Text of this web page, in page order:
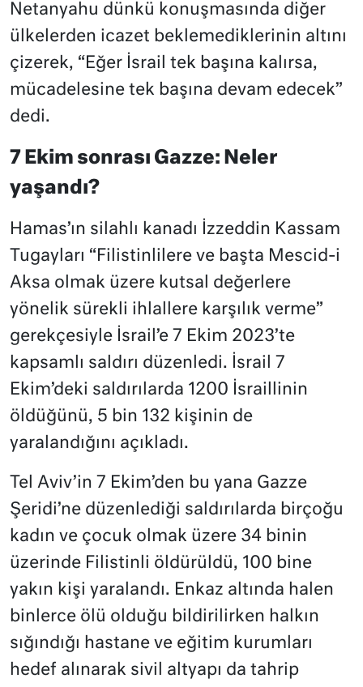
Netanyahu dünkü konuşmasında diğer
ülkelerden icazet beklemediklerinin altını
çizerek, “Eğer İsrail tek başına kalırsa,
mücadelesine tek başına devam edecek”
dedi.
7 Ekim sonrası Gazze: Neler
yaşandı?
Hamas’ın silahlı kanadı İzzeddin Kassam
Tugayları “Filistinlilere ve başta Mescid-i
Aksa olmak üzere kutsal değerlere
yönelik sürekli ihlallere karşılık verme”
gerekçesiyle İsrail’e 7 Ekim 2023’te
kapsamlı saldırı düzenledi. İsrail 7
Ekim’deki saldırılarda 1200 İsraillinin
öldüğünü, 5 bin 132 kişinin de
yaralandığını açıkladı.
Tel Aviv’in 7 Ekim’den bu yana Gazze
Şeridi’ne düzenlediği saldırılarda birçoğu
kadın ve çocuk olmak üzere 34 binin
üzerinde Filistinli öldürüldü, 100 bine
yakın kişi yaralandı. Enkaz altında halen
binlerce ölü olduğu bildirilirken halkın
sığındığı hastane ve eğitim kurumları
hedef alınarak sivil altyapı da tahrip